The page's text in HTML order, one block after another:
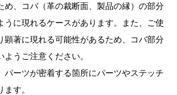
め、コバ（革の裁断面、製品の縁）の部分
うに現れるケースがあります。また、ご使
顕著に現れる可能性があるため、コバ部分
うご注意ください。
パーツが密着する箇所にパーツやステッチ
す。